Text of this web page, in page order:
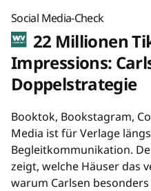
Social Media-Check
22 Millionen
Impressions:
Doppelstrategie
Booktok, Bookstagram,
Media ist für Verlage
Begleitkommunikation.
zeigt, welche Häuser das
warum Carlsen